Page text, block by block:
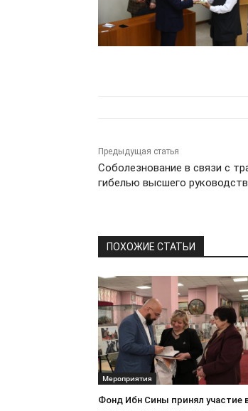
Предыдущая статья
Соболезнование в связи с
гибелью высшего
ПОХОЖИЕ СТАТЬИ
Мероприятия
Фонд Ибн Сины принял участие